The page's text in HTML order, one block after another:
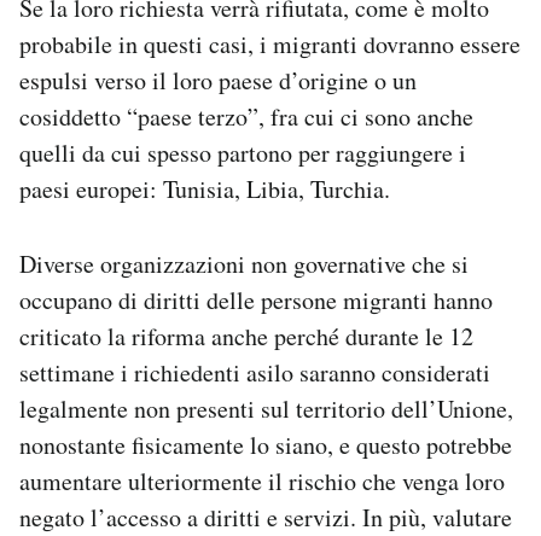
Se la loro richiesta verrà rifiutata, come è molto
probabile in questi casi, i migranti dovranno essere
espulsi verso il loro paese d’origine o un
cosiddetto “paese terzo”, fra cui ci sono anche
quelli da cui spesso partono per raggiungere i
paesi europei: Tunisia, Libia, Turchia.
Diverse organizzazioni non governative che si
occupano di diritti delle persone migranti hanno
criticato la riforma anche perché durante le 12
settimane i richiedenti asilo saranno considerati
legalmente non presenti sul territorio dell’Unione,
nonostante fisicamente lo siano, e questo potrebbe
aumentare ulteriormente il rischio che venga loro
negato l’accesso a diritti e servizi. In più, valutare